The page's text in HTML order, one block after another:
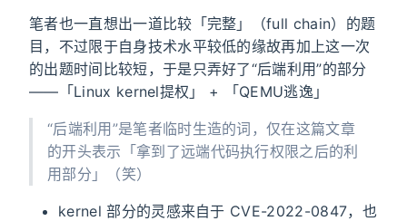
笔者也一直想出一道比较「完整」（full chain）的题
目，不过限于自身技术水平较低的缘故再加上这一次
的出题时间比较短，于是只弄好了“后端利用”的部分
——「Linux kernel提权」 + 「QEMU逃逸」
“后端利用”是笔者临时生造的词，仅在这篇文章
的开头表示「拿到了远端代码执行权限之后的利
用部分」（笑）
kernel 部分的灵感来自于 CVE-2022-0847，也